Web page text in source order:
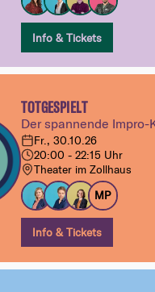
Info & Tickets
TOTGESPIELT
Der spannende Impro-
Fr., 30.10.26
20:00 - 22:15 Uhr
Theater im Zollhaus
MP
Info & Tickets